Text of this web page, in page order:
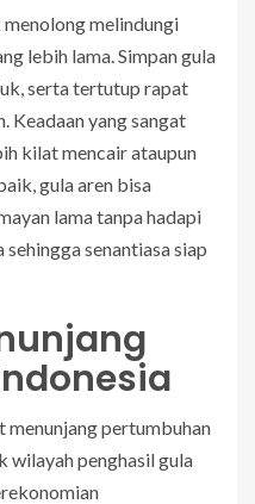
menolong melindungi
lebih lama. Simpan gula
serta tertutup rapat
Keadaan yang sangat
kilat mencair ataupun
gula aren bisa
lama tanpa hadapi
senantiasa siap
pertumbuhan
wilayah penghasil gula